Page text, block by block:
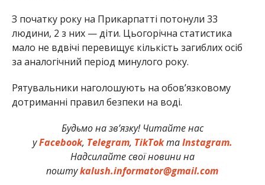
З початку року на Прикарпатті потонули 33
людини, 2 з них — діти. Цьогорічна статистика
мало не вдвічі перевищує кількість загиблих осіб
за аналогічний період минулого року.
Рятувальники наголошують на обов’язковому
дотриманні правил безпеки на воді.
Будьмо на зв’язку! Читайте нас
уFacebook, Telegram, TikTokтаInstagram.
Надсилайте свої новини на
поштуkalush.informator@gmail.com